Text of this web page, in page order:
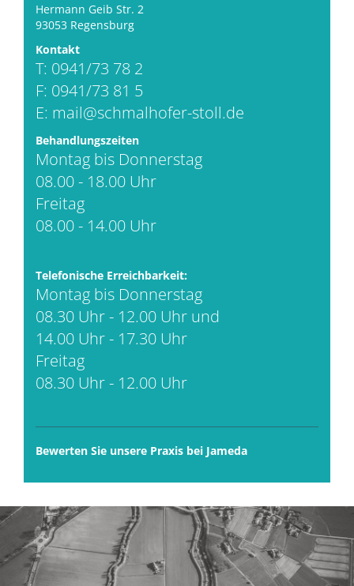
Hermann Geib Str. 2
93053 Regensburg
Kontakt
T: 0941/73 78 2
F: 0941/73 81 5
E: mail@schmalhofer-stoll.de
Behandlungszeiten
Montag bis Donnerstag
08.00 - 18.00 Uhr
Freitag
08.00 - 14.00 Uhr
Telefonische Erreichbarkeit:
Montag bis Donnerstag
08.30 Uhr - 12.00 Uhr und
14.00 Uhr - 17.30 Uhr
Freitag
08.30 Uhr - 12.00 Uhr
Bewerten Sie unsere Praxis bei Jameda